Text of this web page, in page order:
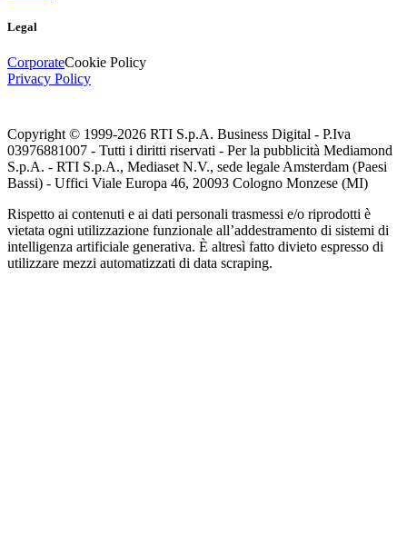
Legal
CorporateCookie Policy
Privacy Policy
Copyright © 1999-2026 RTI S.p.A. Business Digital - P.Iva
03976881007 - Tutti i diritti riservati - Per la pubblicità Mediamond
S.p.A. - RTI S.p.A., Mediaset N.V., sede legale Amsterdam (Paesi
Bassi) - Uffici Viale Europa 46, 20093 Cologno Monzese (MI)
Rispetto ai contenuti e ai dati personali trasmessi e/o riprodotti è
vietata ogni utilizzazione funzionale all’addestramento di sistemi di
intelligenza artificiale generativa. È altresì fatto divieto espresso di
utilizzare mezzi automatizzati di data scraping.